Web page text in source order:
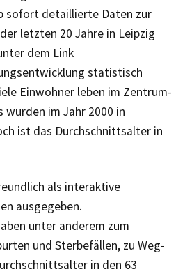
sofort detaillierte Daten zur
letzten 20 Jahre in Leipzig
dem Link
statistisch
Einwohner leben im Zentrum-
wurden im Jahr 2000 in
ist das Durchschnittsalter in
als interaktive
ausgegeben.
unter anderem zum
und Sterbefällen, zu Weg-
in den 63